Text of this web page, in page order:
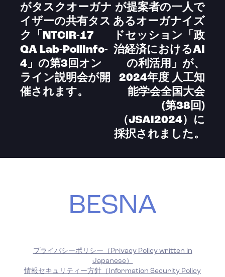
がタスクオーガナ
イザーの共有タス
ク「NTCIR-17
QA Lab-PoliInfo-
4」の第3回オン
ライン説明会が開
催されます。
が提案者の一人で
あるオーガナイズ
ドセッション「政
治経済におけるAI
の利活用」が、
2024年度 人工知
能学会全国大会
(第38回)
（JSAI2024）に
採択されました。
BESNA
プライバシーポリシー（Privacy Policy written in
Japanese）
情報セキュリティー方針（Information Security Policy